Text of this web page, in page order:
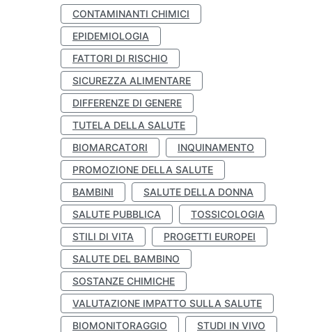
CONTAMINANTI CHIMICI
EPIDEMIOLOGIA
FATTORI DI RISCHIO
SICUREZZA ALIMENTARE
DIFFERENZE DI GENERE
TUTELA DELLA SALUTE
BIOMARCATORI
INQUINAMENTO
PROMOZIONE DELLA SALUTE
BAMBINI
SALUTE DELLA DONNA
SALUTE PUBBLICA
TOSSICOLOGIA
STILI DI VITA
PROGETTI EUROPEI
SALUTE DEL BAMBINO
SOSTANZE CHIMICHE
VALUTAZIONE IMPATTO SULLA SALUTE
BIOMONITORAGGIO
STUDI IN VIVO